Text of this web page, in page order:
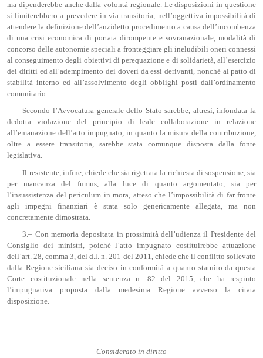
ma dipenderebbe anche dalla volontà regionale. Le disposizioni in questione
si limiterebbero a prevedere in via transitoria, nell’oggettiva impossibilità di
attendere la definizione dell’anzidetto procedimento a causa dell’incombenza
di una crisi economica di portata dirompente e sovranazionale, modalità di
concorso delle autonomie speciali a fronteggiare gli ineludibili oneri connessi
al conseguimento degli obiettivi di perequazione e di solidarietà, all’esercizio
dei diritti ed all’adempimento dei doveri da essi derivanti, nonché al patto di
stabilità interno ed all’assolvimento degli obblighi posti dall’ordinamento
comunitario.
Secondo l’Avvocatura generale dello Stato sarebbe, altresì, infondata la
dedotta violazione del principio di leale collaborazione in relazione
all’emanazione dell’atto impugnato, in quanto la misura della contribuzione,
oltre a essere transitoria, sarebbe stata comunque disposta dalla fonte
legislativa.
Il resistente, infine, chiede che sia rigettata la richiesta di sospensione, sia
per mancanza del fumus, alla luce di quanto argomentato, sia per
l’insussistenza del periculum in mora, atteso che l’impossibilità di far fronte
agli impegni finanziari è stata solo genericamente allegata, ma non
concretamente dimostrata.
3.– Con memoria depositata in prossimità dell’udienza il Presidente del
Consiglio dei ministri, poiché l’atto impugnato costituirebbe attuazione
dell’art. 28, comma 3, del d.l. n. 201 del 2011, chiede che il conflitto sollevato
dalla Regione siciliana sia deciso in conformità a quanto statuito da questa
Corte costituzionale nella sentenza n. 82 del 2015, che ha respinto
l’impugnativa proposta dalla medesima Regione avverso la citata
disposizione.
Considerato in diritto